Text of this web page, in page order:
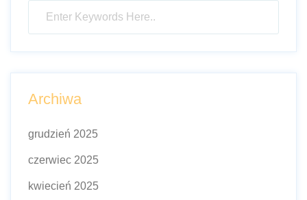
Archiwa
grudzień 2025
czerwiec 2025
kwiecień 2025